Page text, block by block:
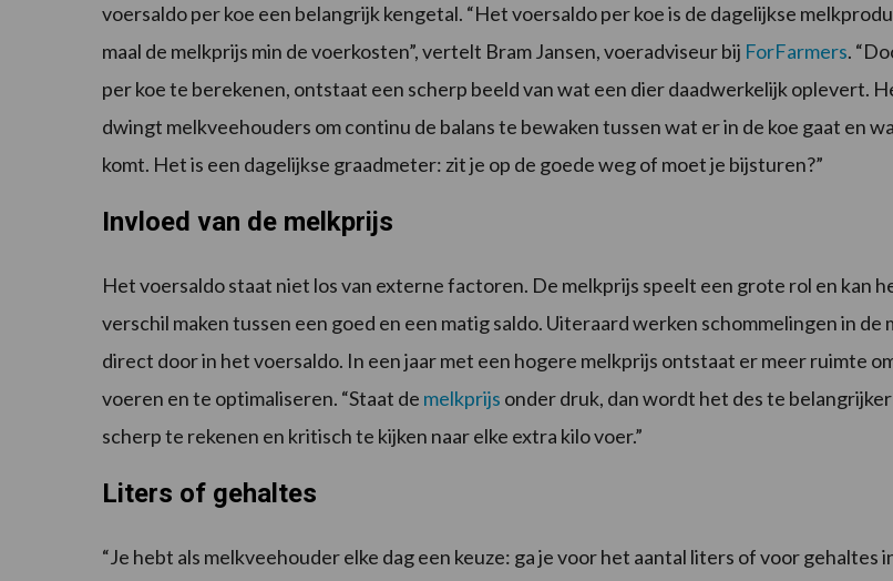
voersaldo per koe een belangrijk kengetal. “Het voersaldo per koe is de dagelijkse
maal de melkprijs min de voerkosten”, vertelt Bram Jansen, voeradviseur bij ForFarmers.
per koe te berekenen, ontstaat een scherp beeld van wat een dier daadwerkelijk oplevert.
dwingt melkveehouders om continu de balans te bewaken tussen wat er in de koe gaat en
komt. Het is een dagelijkse graadmeter: zit je op de goede weg of moet je bijsturen?”
Invloed van de melkprijs
Het voersaldo staat niet los van externe factoren. De melkprijs speelt een grote rol en kan
verschil maken tussen een goed en een matig saldo. Uiteraard werken schommelingen in de
direct door in het voersaldo. In een jaar met een hogere melkprijs ontstaat er meer ruimte
voeren en te optimaliseren. “Staat de melkprijs onder druk, dan wordt het des te
scherp te rekenen en kritisch te kijken naar elke extra kilo voer.”
Liters of gehaltes
“Je hebt als melkveehouder elke dag een keuze: ga je voor het aantal liters of voor gehaltes